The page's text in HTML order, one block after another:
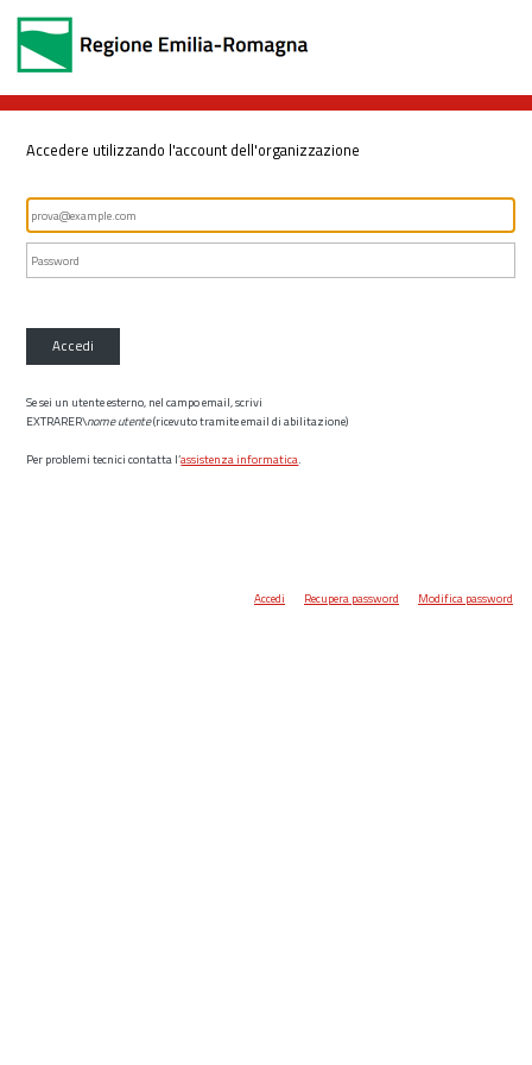
Accedere utilizzando l'account dell'organizzazione
Accedi
Se sei un utente esterno, nel campo email, scrivi
EXTRARER\nome utente(ricevuto tramite email di abilitazione)
Per problemi tecnici contatta l’assistenza informatica.
Accedi Recupera password Modifica password